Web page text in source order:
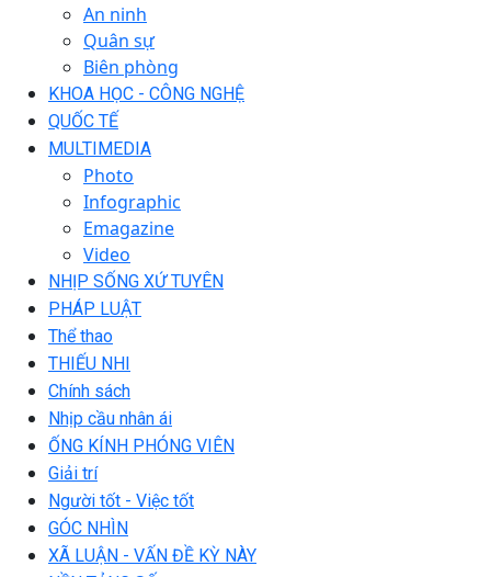
An ninh
Quân sự
Biên phòng
KHOA HỌC - CÔNG NGHỆ
QUỐC TẾ
MULTIMEDIA
Photo
Infographic
Emagazine
Video
NHỊP SỐNG XỨ TUYÊN
PHÁP LUẬT
Thể thao
THIẾU NHI
Chính sách
Nhịp cầu nhân ái
ỐNG KÍNH PHÓNG VIÊN
Giải trí
Người tốt - Việc tốt
GÓC NHÌN
XÃ LUẬN - VẤN ĐỀ KỲ NÀY